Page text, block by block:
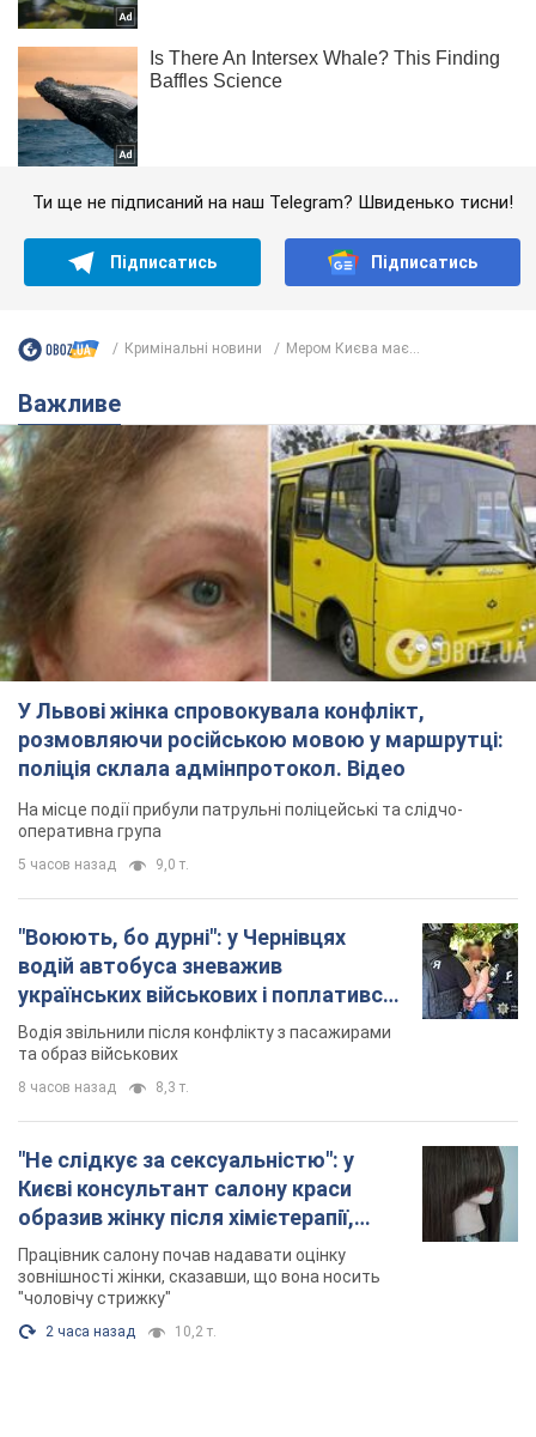
Ти ще не підписаний на наш Telegram? Швиденько тисни!
Підписатись Підписатись
Кримінальні новини Мером Києва має...
Важливе
У Львові жінка спровокувала конфлікт,
розмовляючи російською мовою у маршрутці:
поліція склала адмінпротокол. Відео
На місце події прибули патрульні поліцейські та слідчо-
оперативна група
5 часов назад 9,0 т.
"Воюють, бо дурні": у Чернівцях
водій автобуса зневажив
українських військових і поплатився.
Відео
Водія звільнили після конфлікту з пасажирами
та образ військових
8 часов назад 8,3 т.
"Не слідкує за сексуальністю": у
Києві консультант салону краси
образив жінку після хімієтерапії,
розгорівся скандал. Фото
Працівник салону почав надавати оцінку
зовнішності жінки, сказавши, що вона носить
"чоловічу стрижку"
2 часа назад 10,2 т.